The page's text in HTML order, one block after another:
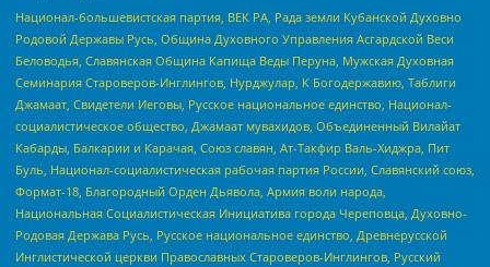
Национал-большевистская партия, ВЕК РА, Рада земли Кубанской Духовно
Родовой Державы Русь, Община Духовного Управления Асгардской Веси
Беловодья, Славянская Община Капища Веды Перуна, Мужская Духовная
Семинария Староверов-Инглингов, Нурджулар, К Богодержавию, Таблиги
Джамаат, Свидетели Иеговы, Русское национальное единство, Национал-
социалистическое общество, Джамаат мувахидов, Объединенный Вилайат
Кабарды, Балкарии и Карачая, Союз славян, Ат-Такфир Валь-Хиджра, Пит
Буль, Национал-социалистическая рабочая партия России, Славянский союз,
Формат-18, Благородный Орден Дьявола, Армия воли народа,
Национальная Социалистическая Инициатива города Череповца, Духовно-
Родовая Держава Русь, Русское национальное единство, Древнерусской
Инглистической церкви Православных Староверов-Инглингов, Русский